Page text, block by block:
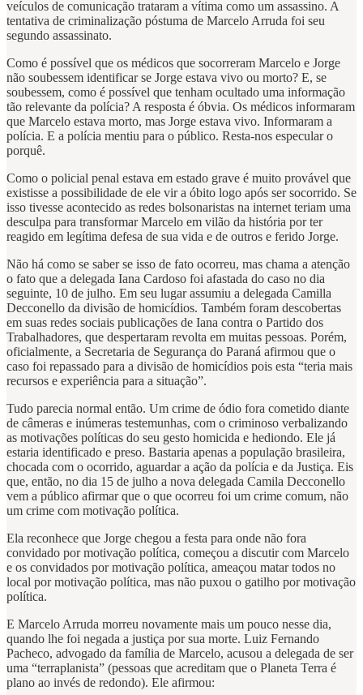
veículos de comunicação trataram a vítima como um assassino. A
tentativa de criminalização póstuma de Marcelo Arruda foi seu
segundo assassinato.
Como é possível que os médicos que socorreram Marcelo e Jorge
não soubessem identificar se Jorge estava vivo ou morto? E, se
soubessem, como é possível que tenham ocultado uma informação
tão relevante da polícia? A resposta é óbvia. Os médicos informaram
que Marcelo estava morto, mas Jorge estava vivo. Informaram a
polícia. E a polícia mentiu para o público. Resta-nos especular o
porquê.
Como o policial penal estava em estado grave é muito provável que
existisse a possibilidade de ele vir a óbito logo após ser socorrido. Se
isso tivesse acontecido as redes bolsonaristas na internet teriam uma
desculpa para transformar Marcelo em vilão da história por ter
reagido em legítima defesa de sua vida e de outros e ferido Jorge.
Não há como se saber se isso de fato ocorreu, mas chama a atenção
o fato que a delegada Iana Cardoso foi afastada do caso no dia
seguinte, 10 de julho. Em seu lugar assumiu a delegada Camilla
Decconello da divisão de homicídios. Também foram descobertas
em suas redes sociais publicações de Iana contra o Partido dos
Trabalhadores, que despertaram revolta em muitas pessoas. Porém,
oficialmente, a Secretaria de Segurança do Paraná afirmou que o
caso foi repassado para a divisão de homicídios pois esta “teria mais
recursos e experiência para a situação”.
Tudo parecia normal então. Um crime de ódio fora cometido diante
de câmeras e inúmeras testemunhas, com o criminoso verbalizando
as motivações políticas do seu gesto homicida e hediondo. Ele já
estaria identificado e preso. Bastaria apenas a população brasileira,
chocada com o ocorrido, aguardar a ação da polícia e da Justiça. Eis
que, então, no dia 15 de julho a nova delegada Camila Decconello
vem a público afirmar que o que ocorreu foi um crime comum, não
um crime com motivação política.
Ela reconhece que Jorge chegou a festa para onde não fora
convidado por motivação política, começou a discutir com Marcelo
e os convidados por motivação política, ameaçou matar todos no
local por motivação política, mas não puxou o gatilho por motivação
política.
E Marcelo Arruda morreu novamente mais um pouco nesse dia,
quando lhe foi negada a justiça por sua morte. Luiz Fernando
Pacheco, advogado da família de Marcelo, acusou a delegada de ser
uma “terraplanista” (pessoas que acreditam que o Planeta Terra é
plano ao invés de redondo). Ele afirmou: